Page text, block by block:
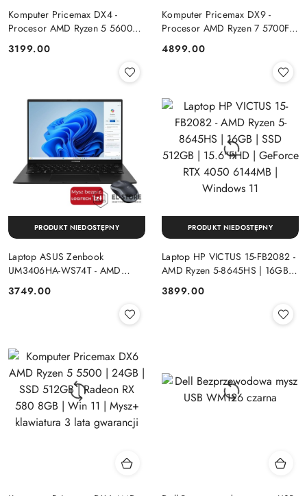
Komputer Pricemax DX4 -
Procesor AMD Ryzen 5 5600G
512GB Win 11 PRO
Cena:
3199.00
Komputer Pricemax DX9 -
Procesor AMD Ryzen 7 5700F |
GeForce RTX 5050 8GB | Win
Cena:
4899.00
Laptop ASUS Zenbook
UM3406HA-WS74T - AMD
512GB | 14" OLED (1920x1200)
Cena:
3749.00
PRODUKT NIEDOSTĘPNY
Laptop HP VICTUS 15-FB2082 -
AMD Ryzen 5-8645HS | 16GB |
GeForce RTX 4050 6144MB |
Cena:
3899.00
PRODUKT NIEDOSTĘPNY